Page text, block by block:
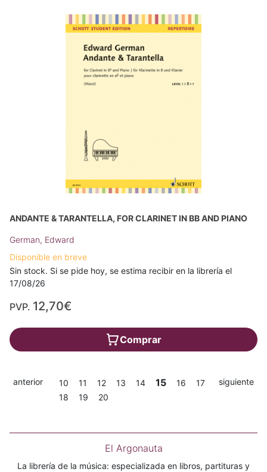
ANDANTE & TARANTELLA, FOR CLARINET IN BB AND PIANO
German, Edward
Disponible en breve
Sin stock. Si se pide hoy, se estima recibir en la librería el
17/08/26
PVP. 12,70€
Comprar
anterior 10 11 12 13 14 15 16
17
18
19 20
siguiente
El Argonauta
La librería de la música: especializada en libros, partituras y